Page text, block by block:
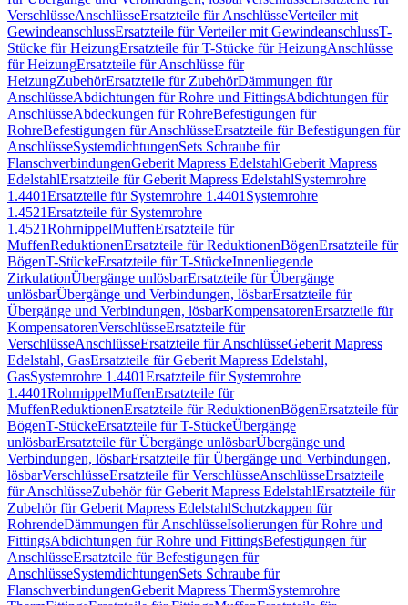
VerschlüsseAnschlüsseErsatzteile für AnschlüsseVerteiler mit
GewindeanschlussErsatzteile für Verteiler mit GewindeanschlussT-
Stücke für HeizungErsatzteile für T-Stücke für HeizungAnschlüsse
für HeizungErsatzteile für Anschlüsse für
HeizungZubehörErsatzteile für ZubehörDämmungen für
AnschlüsseAbdichtungen für Rohre und FittingsAbdichtungen für
AnschlüsseAbdeckungen für RohreBefestigungen für
RohreBefestigungen für AnschlüsseErsatzteile für Befestigungen für
AnschlüsseSystemdichtungenSets Schraube für
FlanschverbindungenGeberit Mapress EdelstahlGeberit Mapress
EdelstahlErsatzteile für Geberit Mapress EdelstahlSystemrohre
1.4401Ersatzteile für Systemrohre 1.4401 Systemrohre
1.4521Ersatzteile für Systemrohre
1.4521RohrnippelMuffenErsatzteile für
MuffenReduktionenErsatzteile für ReduktionenBögenErsatzteile für
BögenT-StückeErsatzteile für T-StückeInnenliegende
ZirkulationÜbergänge unlösbarErsatzteile für Übergänge
unlösbarÜbergänge und Verbindungen, lösbarErsatzteile für
Übergänge und Verbindungen, lösbarKompensatorenErsatzteile für
KompensatorenVerschlüsseErsatzteile für
VerschlüsseAnschlüsseErsatzteile für AnschlüsseGeberit Mapress
Edelstahl, GasErsatzteile für Geberit Mapress Edelstahl,
GasSystemrohre 1.4401Ersatzteile für Systemrohre
1.4401RohrnippelMuffenErsatzteile für
MuffenReduktionenErsatzteile für ReduktionenBögenErsatzteile für
BögenT-StückeErsatzteile für T-StückeÜbergänge
unlösbarErsatzteile für Übergänge unlösbarÜbergänge und
Verbindungen, lösbarErsatzteile für Übergänge und Verbindungen,
lösbarVerschlüsseErsatzteile für VerschlüsseAnschlüsseErsatzteile
für AnschlüsseZubehör für Geberit Mapress EdelstahlErsatzteile für
Zubehör für Geberit Mapress EdelstahlSchutzkappen für
RohrendeDämmungen für AnschlüsseIsolierungen für Rohre und
FittingsAbdichtungen für Rohre und FittingsBefestigungen für
AnschlüsseErsatzteile für Befestigungen für
AnschlüsseSystemdichtungenSets Schraube für
FlanschverbindungenGeberit Mapress ThermSystemrohre